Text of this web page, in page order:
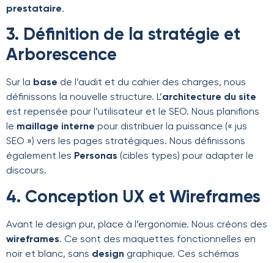
prestataire.
3. Définition de la stratégie et
Arborescence
Sur la base de l’audit et du cahier des charges, nous
définissons la nouvelle structure. L’architecture du site
est repensée pour l’utilisateur et le SEO. Nous planifions
le maillage interne pour distribuer la puissance (« jus
SEO ») vers les pages stratégiques. Nous définissons
également les Personas (cibles types) pour adapter le
discours.
4. Conception UX et Wireframes
Avant le design pur, place à l’ergonomie. Nous créons des
wireframes. Ce sont des maquettes fonctionnelles en
noir et blanc, sans design graphique. Ces schémas